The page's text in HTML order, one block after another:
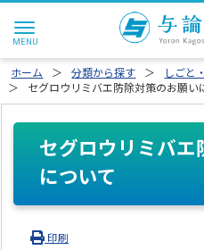
ホーム 分類から探す しごと
セグロウリミバエ防除対策のお願い
セグロウリミバエ
について
印刷